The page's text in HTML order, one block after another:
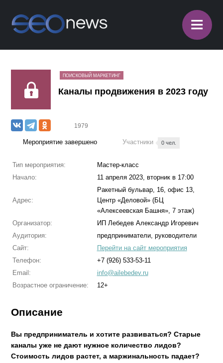
≡
ПОИСКОВЫЙ МАРКЕТИНГ
Каналы продвижения в 2023 году
1979
Мероприятие завершено Участники 0 чел.
Тип мероприятия:
Мастер-класс
Начало:
11 апреля 2023, вторник в 17:00
Адрес:
Ракетный бульвар, 16, офис 13,
Центр «Деловой» (БЦ
«Алексеевская Башня», 7 этаж)
Организатор:
ИП Лебедев Александр Игоревич
Аудитория:
предприниматели, руководители
Сайт:
Перейти на сайт мероприятия
Телефон:
+7 (926) 533-53-11
Email:
info@ailebedev.ru
Возрастное ограничение:
12+
Описание
Вы предприниматель и хотите развиваться? Старые
каналы уже не дают нужное количество лидов?
Стоимость лидов растет, а маржинальность падает?